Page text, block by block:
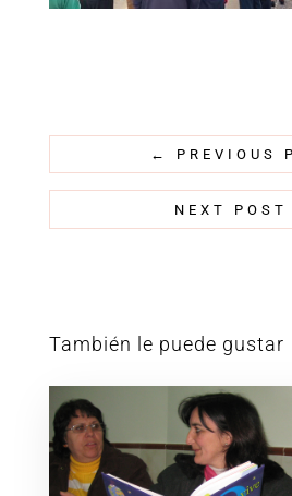
← PREVIOUS
NEXT POST
También le puede gustar